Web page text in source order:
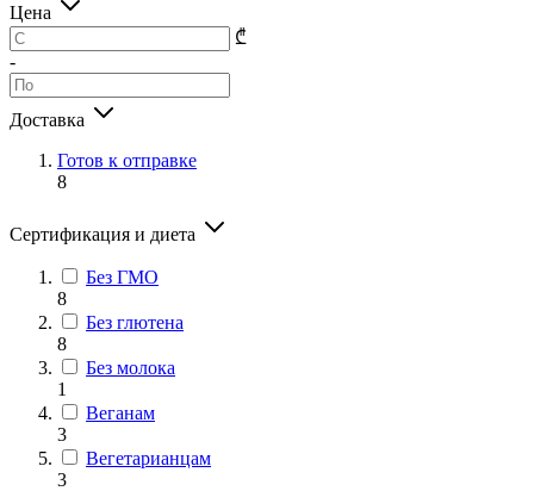
Цена
₾
-
Доставка
Готов к отправке
8
Сертификация и диета
Без ГМО
8
Без глютена
8
Без молока
1
Веганам
3
Вегетарианцам
3